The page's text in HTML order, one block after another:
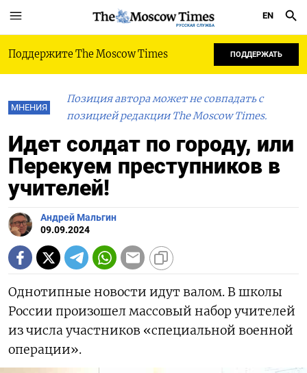
РУССКАЯ СЛУЖБА
EN
Поддержите The Moscow Times ПОДДЕРЖАТЬ
МНЕНИЯ
Позиция автора может не совпадать с
позицией редакции The Moscow Times.
Идет солдат по городу, или
Перекуем преступников в
учителей!
Андрей Мальгин
09.09.2024
Однотипные новости идут валом. В школы
России произошел массовый набор учителей
из числа участников «специальной военной
операции».